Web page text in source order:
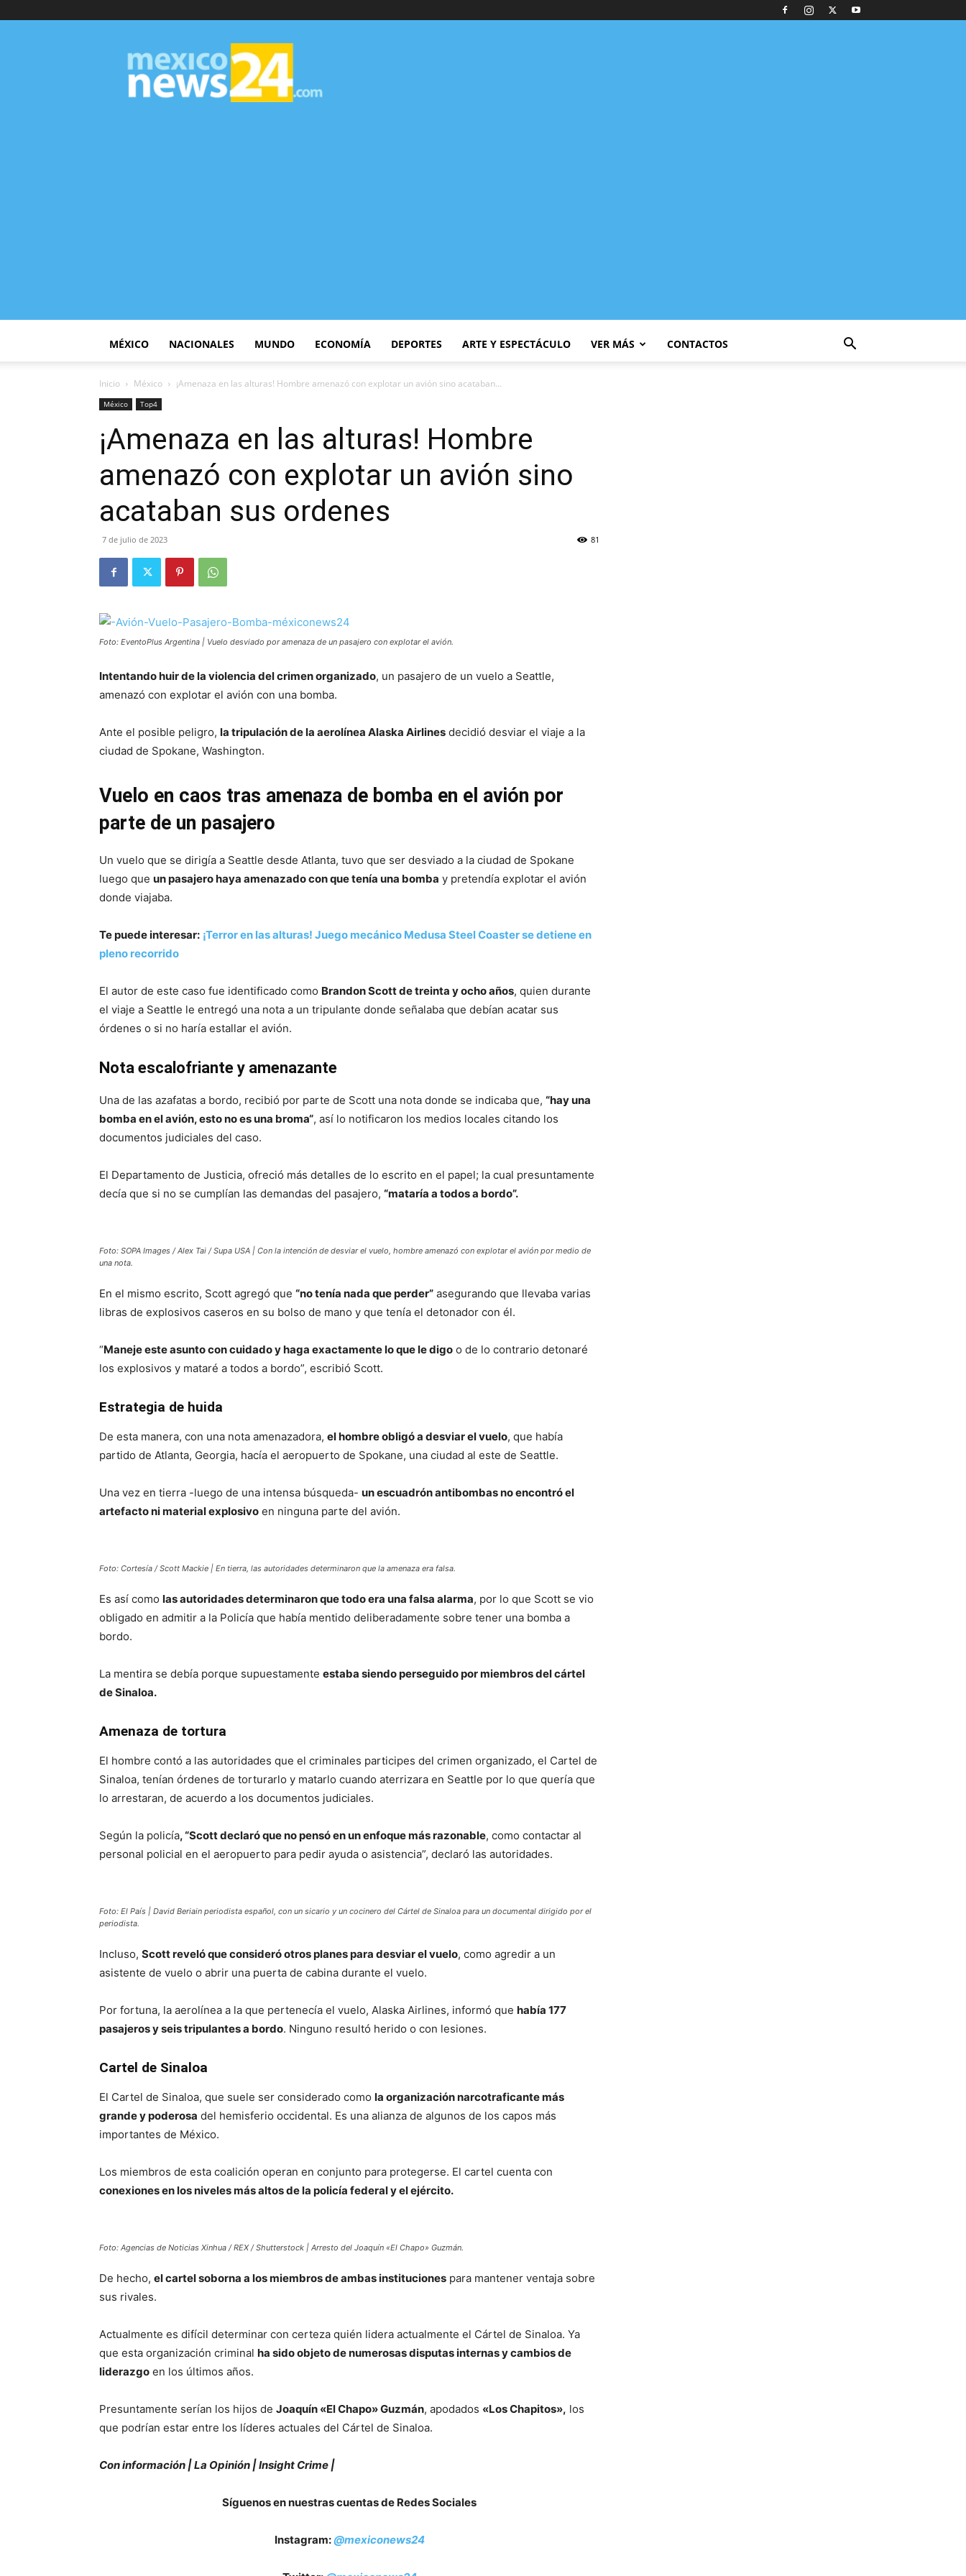
MexicoNews24
MÉXICO NACIONALES MUNDO ECONOMÍA DEPORTES ARTE Y ESPECTÁCULO VER MÁS CONTACTOS
Inicio México ¡Amenaza en las alturas! Hombre amenazó con explotar un avión sino acataban...
México Top4
¡Amenaza en las alturas! Hombre
amenazó con explotar un avión sino
acataban sus ordenes
7 de julio de 2023 81
Foto: EventoPlus Argentina | Vuelo desviado por amenaza de un pasajero con explotar el avión.
Intentando huir de la violencia del crimen organizado, un pasajero de un vuelo a Seattle,
amenazó con explotar el avión con una bomba.
Ante el posible peligro, la tripulación de la aerolínea Alaska Airlines decidió desviar el viaje a la
ciudad de Spokane, Washington.
Vuelo en caos tras amenaza de bomba en el avión por
parte de un pasajero
Un vuelo que se dirigía a Seattle desde Atlanta, tuvo que ser desviado a la ciudad de Spokane
luego que un pasajero haya amenazado con que tenía una bomba y pretendía explotar el avión
donde viajaba.
Te puede interesar: ¡Terror en las alturas! Juego mecánico Medusa Steel Coaster se detiene en
pleno recorrido
El autor de este caso fue identificado como Brandon Scott de treinta y ocho años, quien durante
el viaje a Seattle le entregó una nota a un tripulante donde señalaba que debían acatar sus
órdenes o si no haría estallar el avión.
Nota escalofriante y amenazante
Una de las azafatas a bordo, recibió por parte de Scott una nota donde se indicaba que, “hay una
bomba en el avión, esto no es una broma“, así lo notificaron los medios locales citando los
documentos judiciales del caso.
El Departamento de Justicia, ofreció más detalles de lo escrito en el papel; la cual presuntamente
decía que si no se cumplían las demandas del pasajero, “mataría a todos a bordo”.
Foto: SOPA Images / Alex Tai / Supa USA | Con la intención de desviar el vuelo, hombre amenazó con explotar el avión por medio de
una nota.
En el mismo escrito, Scott agregó que “no tenía nada que perder” asegurando que llevaba varias
libras de explosivos caseros en su bolso de mano y que tenía el detonador con él.
“Maneje este asunto con cuidado y haga exactamente lo que le digo o de lo contrario detonaré
los explosivos y mataré a todos a bordo”, escribió Scott.
Estrategia de huida
De esta manera, con una nota amenazadora, el hombre obligó a desviar el vuelo, que había
partido de Atlanta, Georgia, hacía el aeropuerto de Spokane, una ciudad al este de Seattle.
Una vez en tierra -luego de una intensa búsqueda- un escuadrón antibombas no encontró el
artefacto ni material explosivo en ninguna parte del avión.
Foto: Cortesía / Scott Mackie | En tierra, las autoridades determinaron que la amenaza era falsa.
Es así como las autoridades determinaron que todo era una falsa alarma, por lo que Scott se vio
obligado en admitir a la Policía que había mentido deliberadamente sobre tener una bomba a
bordo.
La mentira se debía porque supuestamente estaba siendo perseguido por miembros del cártel
de Sinaloa.
Amenaza de tortura
El hombre contó a las autoridades que el criminales participes del crimen organizado, el Cartel de
Sinaloa, tenían órdenes de torturarlo y matarlo cuando aterrizara en Seattle por lo que quería que
lo arrestaran, de acuerdo a los documentos judiciales.
Según la policía, “Scott declaró que no pensó en un enfoque más razonable, como contactar al
personal policial en el aeropuerto para pedir ayuda o asistencia”, declaró las autoridades.
Foto: El País | David Beriain periodista español, con un sicario y un cocinero del Cártel de Sinaloa para un documental dirigido por el
periodista.
Incluso, Scott reveló que consideró otros planes para desviar el vuelo, como agredir a un
asistente de vuelo o abrir una puerta de cabina durante el vuelo.
Por fortuna, la aerolínea a la que pertenecía el vuelo, Alaska Airlines, informó que había 177
pasajeros y seis tripulantes a bordo. Ninguno resultó herido o con lesiones.
Cartel de Sinaloa
El Cartel de Sinaloa, que suele ser considerado como la organización narcotraficante más
grande y poderosa del hemisferio occidental. Es una alianza de algunos de los capos más
importantes de México.
Los miembros de esta coalición operan en conjunto para protegerse. El cartel cuenta con
conexiones en los niveles más altos de la policía federal y el ejército.
Foto: Agencias de Noticias Xinhua / REX / Shutterstock | Arresto del Joaquín «El Chapo» Guzmán.
De hecho, el cartel soborna a los miembros de ambas instituciones para mantener ventaja sobre
sus rivales.
Actualmente es difícil determinar con certeza quién lidera actualmente el Cártel de Sinaloa. Ya
que esta organización criminal ha sido objeto de numerosas disputas internas y cambios de
liderazgo en los últimos años.
Presuntamente serían los hijos de Joaquín «El Chapo» Guzmán, apodados «Los Chapitos», los
que podrían estar entre los líderes actuales del Cártel de Sinaloa.
Con información | La Opinión | Insight Crime |
Síguenos en nuestras cuentas de Redes Sociales
Instagram:@mexiconews24